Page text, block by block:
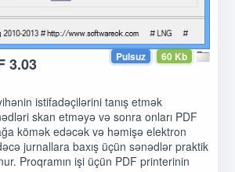
60 Kb
Pulsuz
3.03
istifadəçilərini tanış etmək
skan etməyə və sonra onları PDF
kömək edəcək və həmişə elektron
jurnallara baxış üçün sənədlər praktik
Proqramın işi üçün PDF printerinin